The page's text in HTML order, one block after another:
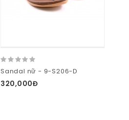
Sandal nữ - 9-S206-D
320,000Đ